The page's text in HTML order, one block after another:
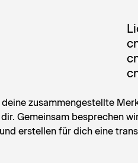
zusammengestellte
Gemeinsam besprechen
erstellen für dich eine